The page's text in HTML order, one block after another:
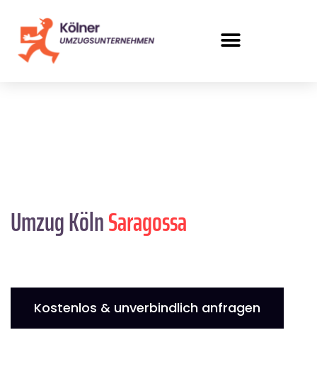
Umzug KölnSaragossa
Kostenlos & unverbindlich anfragen